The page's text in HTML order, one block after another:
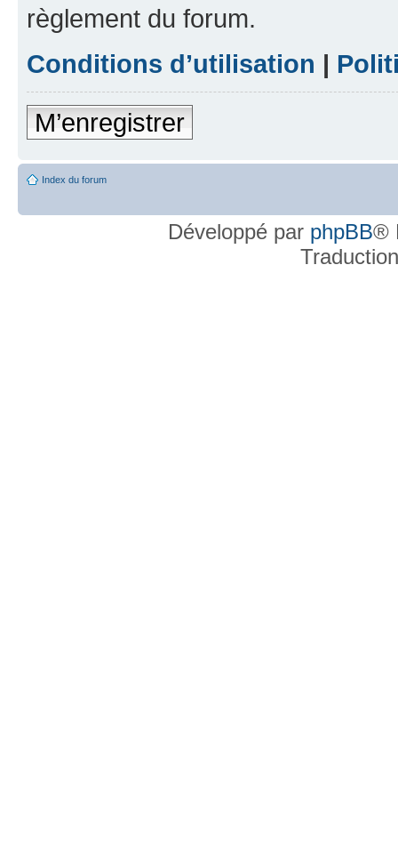
règlement du forum.
Conditions d’utilisation |
M’enregistrer
Index du forum
Développé par phpBB®